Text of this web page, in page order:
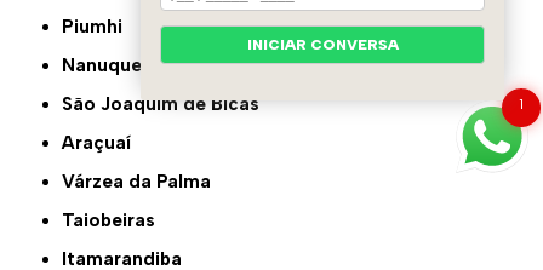
Piumhi
Nanuque
São Joaquim de Bicas
Araçuaí
Várzea da Palma
Taiobeiras
Itamarandiba
1
INICIAR CONVERSA